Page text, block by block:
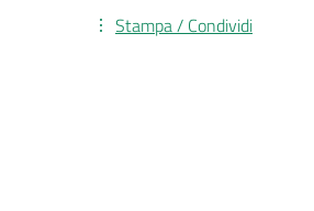
Stampa / Condividi